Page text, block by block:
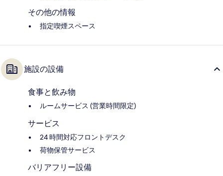
その他の情報
指定喫煙スペース
施設の設備
食事と飲み物
ルームサービス (営業時間限定)
サービス
24 時間対応フロントデスク
荷物保管サービス
バリアフリー設備